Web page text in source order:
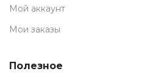
Мой аккаунт
Мои заказы
Полезное